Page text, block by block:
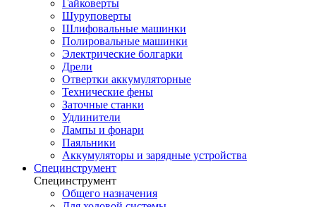
Гайковерты
Шуруповерты
Шлифовальные машинки
Полировальные машинки
Электрические болгарки
Дрели
Отвертки аккумуляторные
Технические фены
Заточные станки
Удлинители
Лампы и фонари
Паяльники
Аккумуляторы и зарядные устройства
Специнструмент
Специнструмент
Общего назначения